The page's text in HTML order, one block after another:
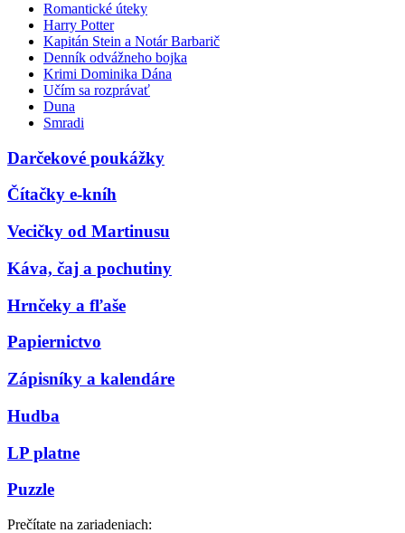
Romantické úteky
Harry Potter
Kapitán Stein a Notár Barbarič
Denník odvážneho bojka
Krimi Dominika Dána
Učím sa rozprávať
Duna
Smradi
Darčekové poukážky
Čítačky e-kníh
Vecičky od Martinusu
Káva, čaj a pochutiny
Hrnčeky a fľaše
Papiernictvo
Zápisníky a kalendáre
Hudba
LP platne
Puzzle
Prečítate na zariadeniach: